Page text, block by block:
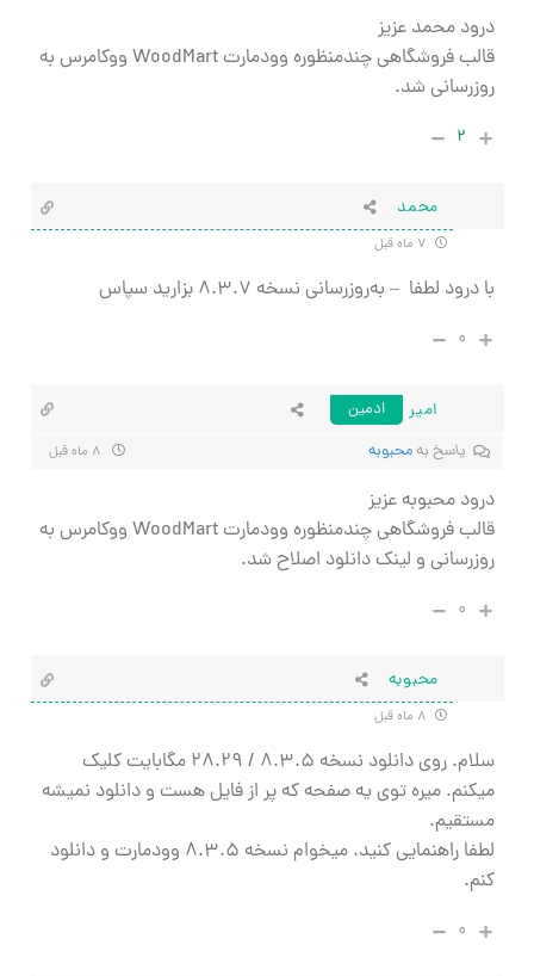
درود محمد عزیز
قالب فروشگاهی چندمنظوره وودمارت WoodMart ووکامرس به
روزرسانی شد.
۲
محمد
با درود لطفا – به‌روزرسانی نسخه ۸.۳.۷ بزارید سپاس
۰
امیر
ادمین
پاسخ بهمحبوبه
درود محبوبه عزیز
قالب فروشگاهی چندمنظوره وودمارت WoodMart ووکامرس به
روزرسانی و لینک دانلود اصلاح شد.
۰
محبوبه
سلام. روی دانلود نسخه ۸.۳.۵ / ۲۸.۲۹ مگابايت کلیک
میکنم. میره توی یه صفحه که پر از فایل هست و دانلود نمیشه
مستقیم.
لطفا راهنمایی کنید. میخوام نسخه ۸.۳.۵ وودمارت و دانلود
کنم.
۰